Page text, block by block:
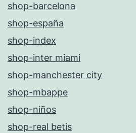
shop-barcelona
shop-españa
shop-index
shop-inter miami
shop-manchester city
shop-mbappe
shop-niños
shop-real betis